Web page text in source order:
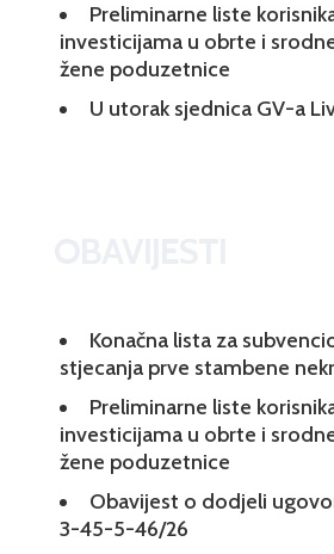
Preliminarne liste
investicijama u obrte i
žene poduzetnice
U utorak sjednica GV-a
Konačna lista za
stjecanja prve stambene
Preliminarne liste
investicijama u obrte i
žene poduzetnice
Obavijest o dodjeli
3-45-5-46/26